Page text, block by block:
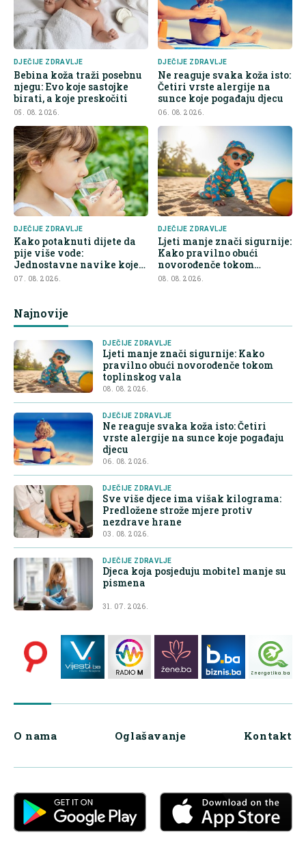
DJEČIJE ZDRAVLJE
Bebina koža traži posebnu
njegu: Evo koje sastojke
birati, a koje preskočiti
05. 08. 2026.
DJEČIJE ZDRAVLJE
Ne reaguje svaka koža isto:
Četiri vrste alergije na
sunce koje pogađaju djecu
06. 08. 2026.
DJEČIJE ZDRAVLJE
Kako potaknuti dijete da
pije više vode:
Jednostavne navike koje
olakšavaju roditeljima
07. 08. 2026.
DJEČIJE ZDRAVLJE
Ljeti manje znači sigurnije:
Kako pravilno obući
novorođenče tokom
toplinskog vala
08. 08. 2026.
Najnovije
DJEČIJE ZDRAVLJE
Ljeti manje znači sigurnije: Kako
pravilno obući novorođenče tokom
toplinskog vala
08. 08. 2026.
DJEČIJE ZDRAVLJE
Ne reaguje svaka koža isto: Četiri
vrste alergije na sunce koje pogađaju
djecu
06. 08. 2026.
DJEČIJE ZDRAVLJE
Sve više djece ima višak kilograma:
Predložene strože mjere protiv
nezdrave hrane
03. 08. 2026.
DJEČIJE ZDRAVLJE
Djeca koja posjeduju mobitel manje su
pismena
31. 07. 2026.
O nama Oglašavanje Kontakt